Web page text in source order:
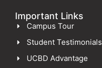
Important Links
Campus Tour
Student Testimonials
UCBD Advantage